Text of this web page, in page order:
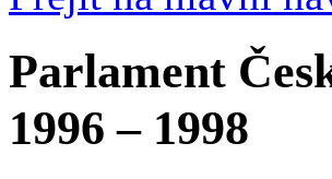
Parlament
1996 – 1998